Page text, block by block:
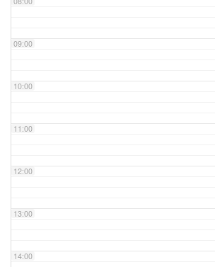
09:00
10:00
11:00
12:00
13:00
14:00